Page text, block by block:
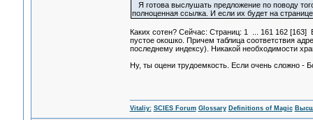
Я готова выслушать предложение по поводу
полноценная ссылка. И если их будет на
Каких сотен? Сейчас: Страниц: 1 ... 161 162 [163]
пустое окошко. Причем таблица соответствия
последнему индексу). Никакой необходимости
Ну, ты оцени трудоемкость. Если очень сложно -
Vitaliy: SCIES Forum Glossary Definitions of Magic